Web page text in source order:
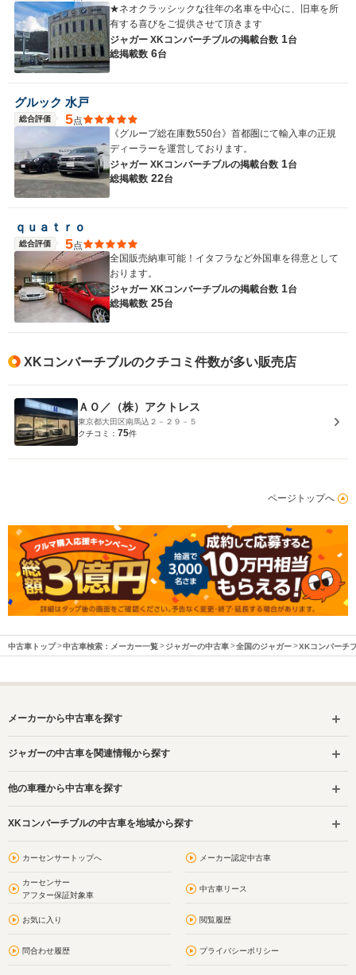
★ネオクラッシックな往年の名車を中心に、旧車を所
有する喜びをご提供させて頂きます
ジャガー XKコンバーチブルの掲載台数 1台
総掲載数 6台
グルック 水戸
総合評価 5点
《グループ総在庫数550台》首都圏にて輸入車の正規
ディーラーを運営しております。
ジャガー XKコンバーチブルの掲載台数 1台
総掲載数 22台
ｑｕａｔｒｏ
総合評価 5点
全国販売納車可能！イタフラなど外国車を得意として
おります。
ジャガー XKコンバーチブルの掲載台数 1台
総掲載数 25台
XKコンバーチブルのクチコミ件数が多い販売店
ＡＯ／（株）アクトレス
東京都大田区南馬込２－２９－５
クチコミ： 75件
ページトップへ
中古車トップ 中古車検索：メーカー一覧 ジャガーの中古車 全国のジャガー XKコンバーチ
メーカーから中古車を探す
ジャガーの中古車を関連情報から探す
他の車種から中古車を探す
XKコンバーチブルの中古車を地域から探す
カーセンサートップへ メーカー認定中古車
カーセンサー
アフター保証対象車
中古車リース
お気に入り 閲覧履歴
問合わせ履歴 プライバシーポリシー